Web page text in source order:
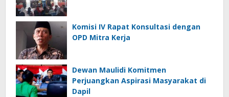
Komisi IV Rapat Konsultasi dengan
OPD Mitra Kerja
Dewan Maulidi Komitmen
Perjuangkan Aspirasi Masyarakat di
Dapil